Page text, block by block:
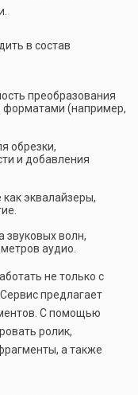
в состав
преобразования
(например,
обрезки,
и добавления
эквалайзеры,
звуковых волн,
аудио.
не только с
предлагает
С помощью
ролик,
а также